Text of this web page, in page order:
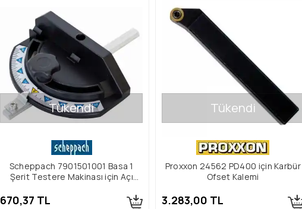
Tükendi
Scheppach 7901501001 Basa 1
Şerit Testere Makinası için Açı
670,37 TL
Tükendi
Proxxon 24562 PD400 için Karbür
Ofset Kalemi
3.283,00 TL